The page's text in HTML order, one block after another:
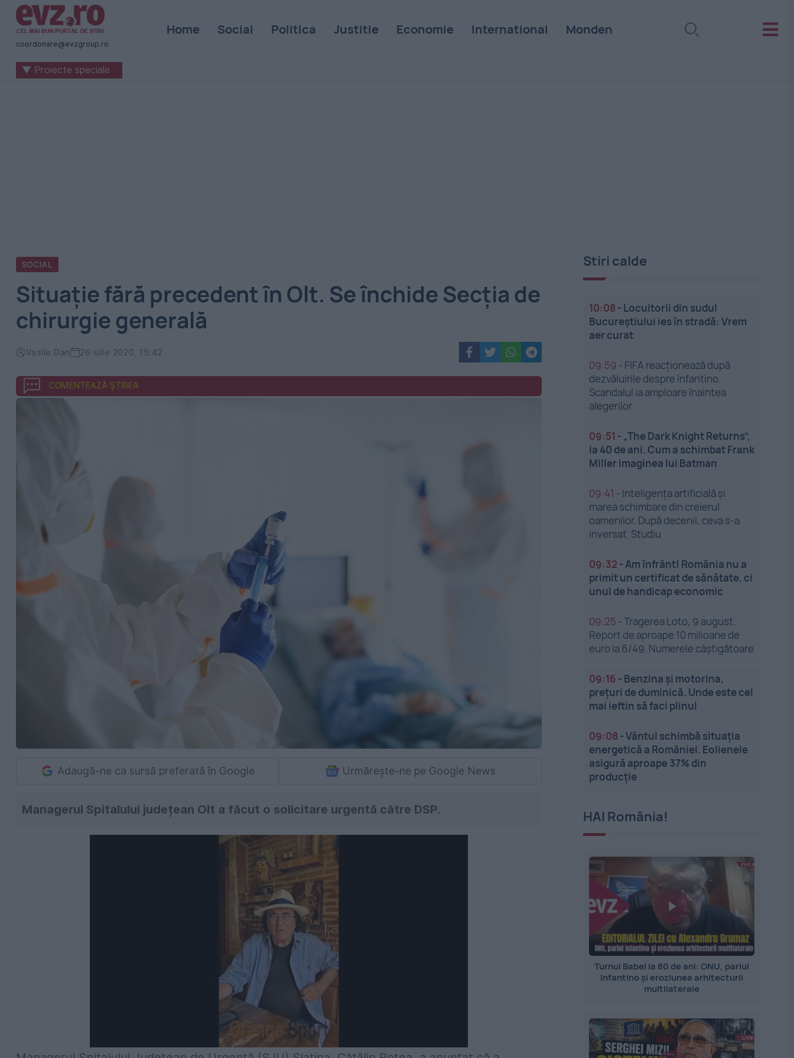
Știri
naționale
internaționale
coordonare@evzgroup.ro
Home Social Politica Justitie Economie International Monden
▼ Proiecte speciale
SOCIAL
Situație fără precedent în Olt. Se închide Secția de
chirurgie generală
Vasile Dan 26 iulie 2020, 15:42
COMENTEAZĂ ȘTIREA
Adaugă-ne ca sursă preferată în Google Urmărește-ne pe Google News
Managerul Spitalului județean Olt a făcut o solicitare urgentă către DSP.
Stiri calde
10:08 - Locuitorii din sudul
Bucureștiului ies în stradă: Vrem
aer curat
09:59 - FIFA reacționează după
dezvăluirile despre Infantino.
Scandalul ia amploare înaintea
alegerilor
09:51 - „The Dark Knight Returns”,
la 40 de ani. Cum a schimbat Frank
Miller imaginea lui Batman
09:41 - Inteligența artificială și
marea schimbare din creierul
oamenilor. După decenii, ceva s-a
inversat. Studiu
09:32 -Am înfrânt! România nu a
primit un certificat de sănătate, ci
unul de handicap economic
09:25 -Tragerea Loto, 9 august.
Report de aproape 10 milioane de
euro la 6/49. Numerele câștigătoare
09:16 - Benzina și motorina,
prețuri de duminică. Unde este cel
mai ieftin să faci plinul
09:08 -Vântul schimbă situația
energetică a României. Eolienele
asigură aproape 37% din
producție
HAI România!
Turnul Babel la 80 de ani: ONU, pariul
Infantino și eroziunea arhitecturii
multilaterale